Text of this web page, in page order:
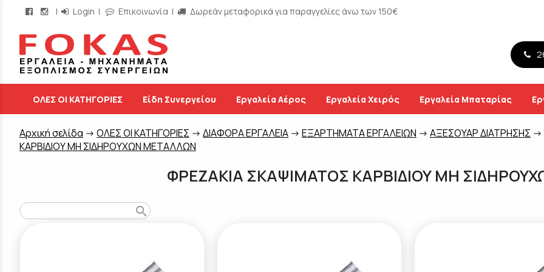
| Login | Επικοινωνία | Δωρεάν μεταφορικά για παραγγελίες άνω των 150€
/
ΟΛΕΣ ΟΙ ΚΑΤΗΓΟΡΙΕΣ Είδη Συνεργείου Εργαλεία Αέρος Εργαλεία Χειρός Εργαλεία Μπαταρίας
Aρχική σελίδα -> ΟΛΕΣ ΟΙ ΚΑΤΗΓΟΡΙΕΣ -> ΔΙΑΦΟΡΑ ΕΡΓΑΛΕΙΑ -> ΕΞΑΡΤΗΜΑΤΑ ΕΡΓΑΛΕΙΩΝ -> ΑΞΕΣΟΥΑΡ ΔΙΑΤΡΗΣΗΣ ->
ΚΑΡΒΙΔΙΟΥ ΜΗ ΣΙΔΗΡΟΥΧΩΝ ΜΕΤΑΛΛΩΝ
ΦΡΕΖΑΚΙΑ ΣΚΑΨΙΜΑΤΟΣ ΚΑΡΒΙΔΙΟΥ ΜΗ
search